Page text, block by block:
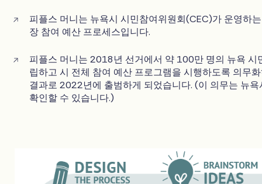
피플스 머니는 뉴욕시 시민참여위원회(CEC)가 운영하
장 참여 예산 프로세스입니다.
피플스 머니는 2018년 선거에서 약 100만 명의 뉴욕 시
립하고 시 전체 참여 예산 프로그램을 시행하도록 의무
결과로 2022년에 출범하게 되었습니다. (이 의무는 뉴
확인할 수 있습니다.)